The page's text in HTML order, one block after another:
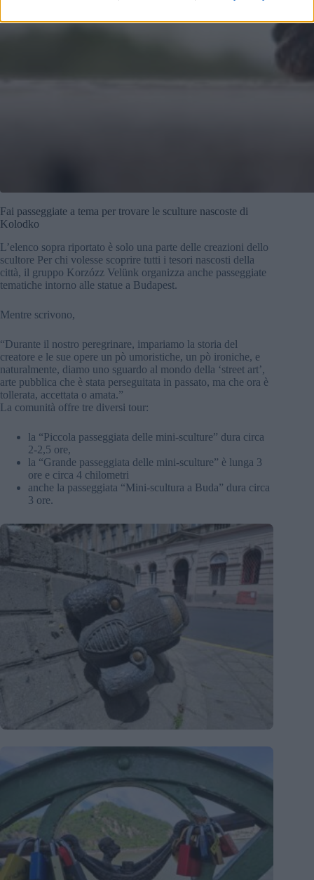
Fai passeggiate a tema per trovare le sculture nascoste di
Kolodko
L’elenco sopra riportato è solo una parte delle creazioni dello
scultore Per chi volesse scoprire tutti i tesori nascosti della
città, il gruppo Korzózz Velünk organizza anche passeggiate
tematiche intorno alle statue a Budapest.
Mentre scrivono,
“Durante il nostro peregrinare, impariamo la storia del
creatore e le sue opere un pò umoristiche, un pò ironiche, e
naturalmente, diamo uno sguardo al mondo della ‘street art’,
arte pubblica che è stata perseguitata in passato, ma che ora è
tollerata, accettata o amata.”
La comunità offre tre diversi tour:
la “Piccola passeggiata delle mini-sculture” dura circa
2-2,5 ore,
la “Grande passeggiata delle mini-sculture” è lunga 3
ore e circa 4 chilometri
anche la passeggiata “Mini-scultura a Buda” dura circa
3 ore.